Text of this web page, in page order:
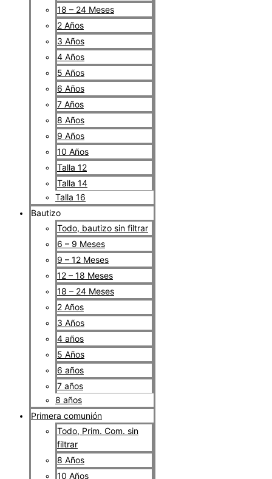
18 – 24 Meses
2 Años
3 Años
4 Años
5 Años
6 Años
7 Años
8 Años
9 Años
10 Años
Talla 12
Talla 14
Talla 16
Bautizo
Todo, bautizo sin filtrar
6 – 9 Meses
9 – 12 Meses
12 – 18 Meses
18 – 24 Meses
2 Años
3 Años
4 años
5 Años
6 años
7 años
8 años
Primera comunión
Todo, Prim. Com. sin
filtrar
8 Años
10 Años